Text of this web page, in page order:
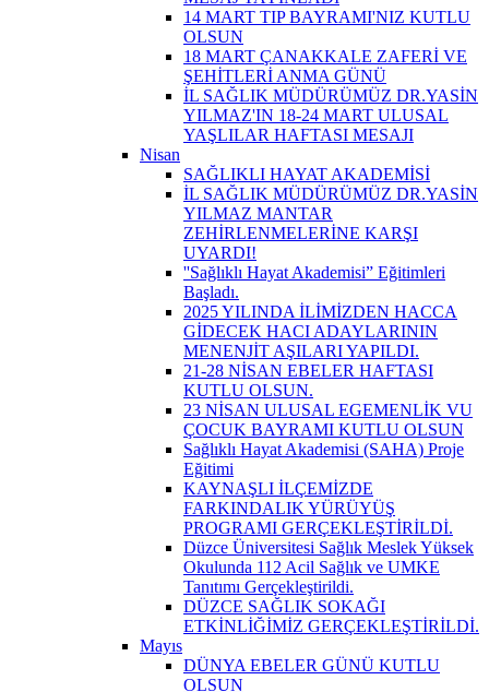
14 MART TIP BAYRAMI'NIZ KUTLU
OLSUN
18 MART ÇANAKKALE ZAFERİ VE
ŞEHİTLERİ ANMA GÜNÜ
İL SAĞLIK MÜDÜRÜMÜZ DR.YASİN
YILMAZ'IN 18-24 MART ULUSAL
YAŞLILAR HAFTASI MESAJI
Nisan
SAĞLIKLI HAYAT AKADEMİSİ
İL SAĞLIK MÜDÜRÜMÜZ DR.YASİN
YILMAZ MANTAR
ZEHİRLENMELERİNE KARŞI
UYARDI!
''Sağlıklı Hayat Akademisi” Eğitimleri
Başladı.
2025 YILINDA İLİMİZDEN HACCA
GİDECEK HACI ADAYLARININ
MENENJİT AŞILARI YAPILDI.
21-28 NİSAN EBELER HAFTASI
KUTLU OLSUN.
23 NİSAN ULUSAL EGEMENLİK VU
ÇOCUK BAYRAMI KUTLU OLSUN
Sağlıklı Hayat Akademisi (SAHA) Proje
Eğitimi
KAYNAŞLI İLÇEMİZDE
FARKINDALIK YÜRÜYÜŞ
PROGRAMI GERÇEKLEŞTİRİLDİ.
Düzce Üniversitesi Sağlık Meslek Yüksek
Okulunda 112 Acil Sağlık ve UMKE
Tanıtımı Gerçekleştirildi.
DÜZCE SAĞLIK SOKAĞI
ETKİNLİĞİMİZ GERÇEKLEŞTİRİLDİ.
Mayıs
DÜNYA EBELER GÜNÜ KUTLU
OLSUN